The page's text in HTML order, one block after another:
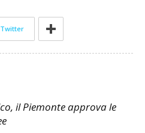
Twitter
il Piemonte approva le